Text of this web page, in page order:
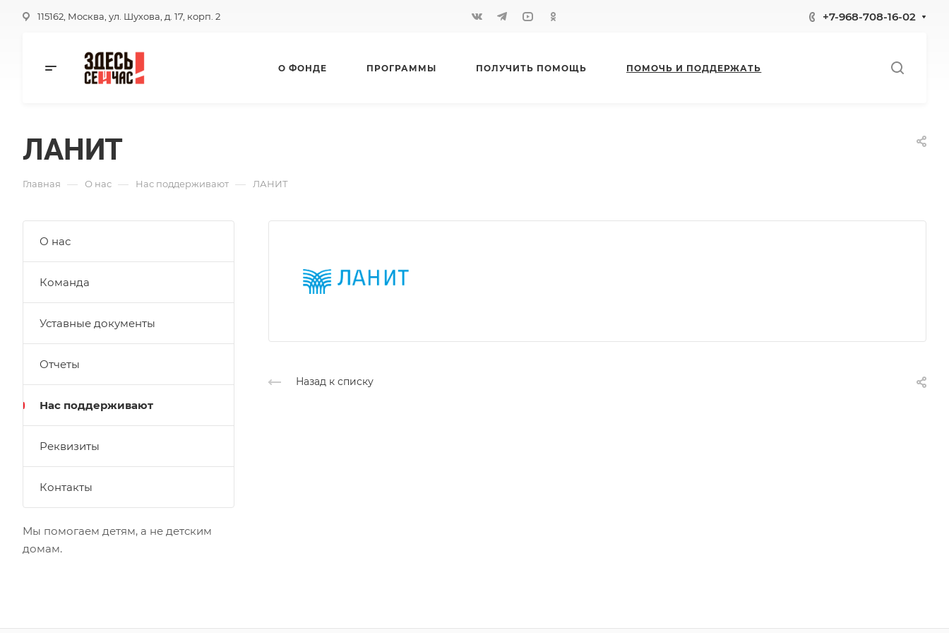
115162, Москва, ул. Шухова, д. 17, корп. 2 +7-968-708-16-02
О ФОНДЕ ПРОГРАММЫ ПОЛУЧИТЬ ПОМОЩЬ ПОМОЧЬ И ПОДДЕРЖАТЬ
ЛАНИТ
Главная — О нас — Нас поддерживают — ЛАНИТ
Назад к списку
О нас
Команда
Уставные документы
Отчеты
Нас поддерживают
Реквизиты
Контакты
Мы помогаем детям, а не детским
домам.